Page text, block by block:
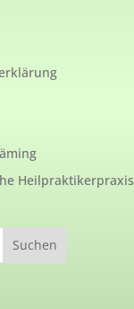
Heilpraktikerpraxis